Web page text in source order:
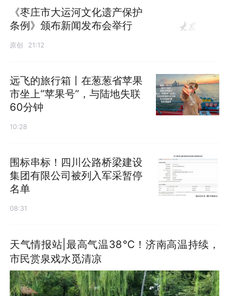
《枣庄市大运河文化遗产保护
条例》颁布新闻发布会举行
原创 21:12
远飞的旅行箱丨在葱葱省苹果
市坐上“苹果号”，与陆地失联
60分钟
10:28
围标串标！四川公路桥梁建设
集团有限公司被列入军采暂停
名单
08:31
天气情报站|最高气温38℃！济南高温持续，
市民赏泉戏水觅清凉